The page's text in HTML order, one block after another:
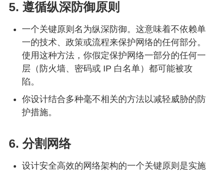
5. 遵循纵深防御原则
一个关键原则名为纵深防御。这意味着不依赖单
一的技术、政策或流程来保护网络的任何部分。
使用这种方法，你假定保护网络一部分的任何一
层（防火墙、密码或 IP 白名单）都可能被攻
陷。
你设计结合多种毫不相关的方法以减轻威胁的防
护措施。
6. 分割网络
设计安全高效的网络架构的一个关键原则是实施